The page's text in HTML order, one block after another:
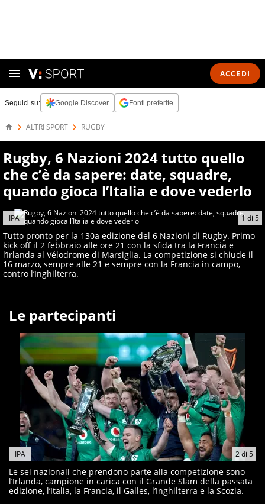
ACCEDI
Seguici su: Google Discover Fonti preferite
ALTRI SPORT RUGBY
Rugby, 6 Nazioni 2024 tutto quello
che c’è da sapere: date, squadre,
quando gioca l’Italia e dove vederlo
1 di 5
IPA
Tutto pronto per la 130a edizione del 6 Nazioni di Rugby. Primo
kick off il 2 febbraio alle ore 21 con la sfida tra la Francia e
l’Irlanda al Vélodrome di Marsiglia. La competizione si chiude il
16 marzo, sempre alle 21 e sempre con la Francia in campo,
contro l’Inghilterra.
Le partecipanti
2di 5
IPA
Le sei nazionali che prendono parte alla competizione sono
l’Irlanda, campione in carica con il Grande Slam della passata
edizione, l’Italia, la Francia, il Galles, l’Inghilterra e la Scozia.